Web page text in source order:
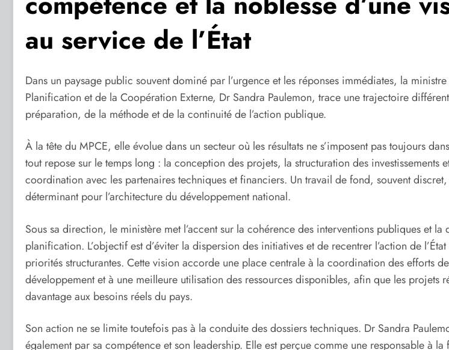
au service de l’État
Dans un paysage public souvent dominé par l’urgence et les réponses immédiates, la
Planification et de la Coopération Externe, Dr Sandra Paulemon, trace une trajectoire
préparation, de la méthode et de la continuité de l’action publique.
À la tête du MPCE, elle évolue dans un secteur où les résultats ne s’imposent pas toujours
tout repose sur le temps long : la conception des projets, la structuration des investissements
coordination avec les partenaires techniques et financiers. Un travail de fond, souvent
déterminant pour l’architecture du développement national.
Sous sa direction, le ministère met l’accent sur la cohérence des interventions publiques et
planification. L’objectif est d’éviter la dispersion des initiatives et de recentrer l’action de
priorités structurantes. Cette vision accorde une place centrale à la coordination des efforts de
développement et à une meilleure utilisation des ressources disponibles, afin que les projets
davantage aux besoins réels du pays.
Son action ne se limite toutefois pas à la conduite des dossiers techniques. Dr Sandra
également par sa compétence et son leadership. Elle est perçue comme une responsable à la